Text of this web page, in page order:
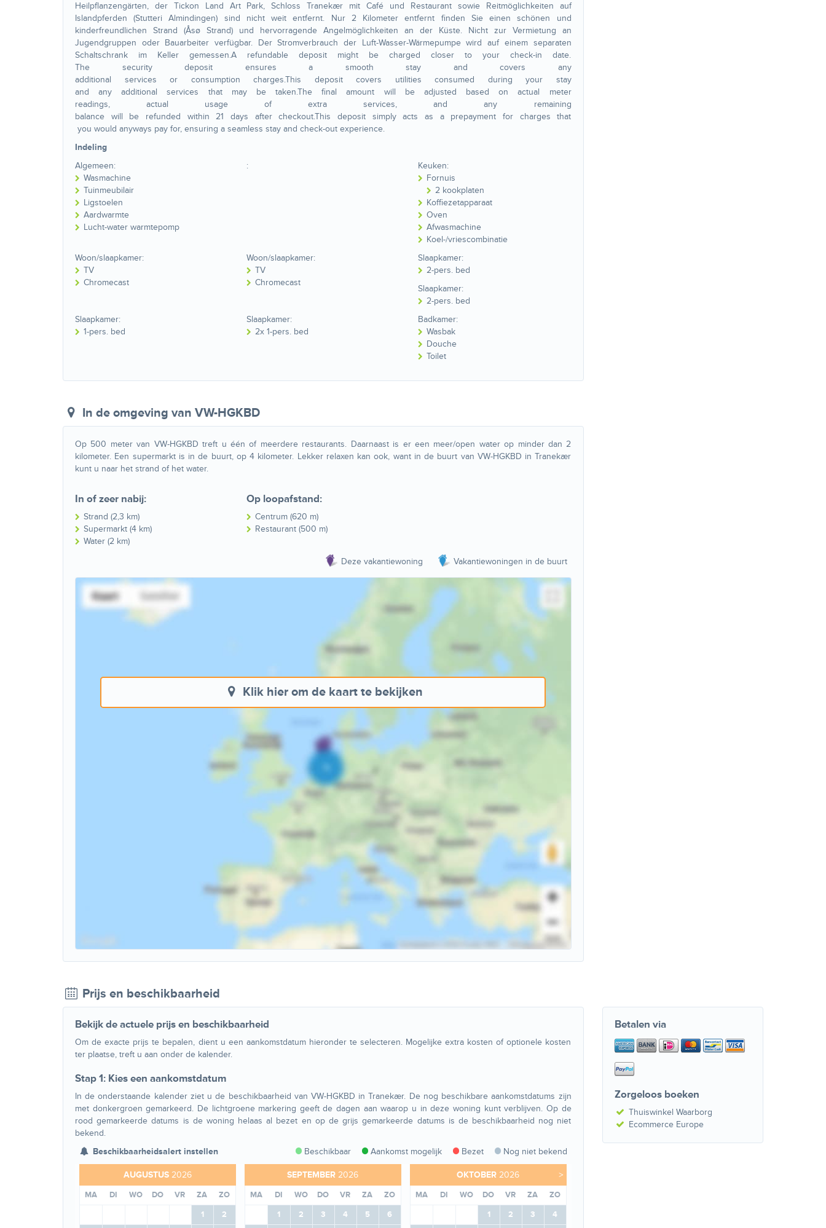
Heilpflanzengärten, der Tickon Land Art Park, Schloss Tranekær mit Café und Restaurant sowie Reitmöglichkeiten auf
Islandpferden (Stutteri Almindingen) sind nicht weit entfernt. Nur 2 Kilometer entfernt finden Sie einen schönen und
kinderfreundlichen Strand (Åsø Strand) und hervorragende Angelmöglichkeiten an der Küste. Nicht zur Vermietung an
Jugendgruppen oder Bauarbeiter verfügbar. Der Stromverbrauch der Luft-Wasser-Wärmepumpe wird auf einem separaten
Schaltschrank im Keller gemessen.A refundable deposit might be charged closer to your check-in date.
The security deposit ensures a smooth stay and covers any
additional services or consumption charges.This deposit covers utilities consumed during your stay
and any additional services that may be taken.The final amount will be adjusted based on actual meter
readings, actual usage of extra services, and any remaining
balance will be refunded within 21 days after checkout.This deposit simply acts as a prepayment for charges that
you would anyways pay for, ensuring a seamless stay and check-out experience.
Indeling
Algemeen:
Wasmachine
Tuinmeubilair
Ligstoelen
Aardwarmte
Lucht-water warmtepomp
:
Keuken:
Fornuis
2 kookplaten
Koffiezetapparaat
Oven
Afwasmachine
Koel-/vriescombinatie
Woon/slaapkamer:
TV
Chromecast
Woon/slaapkamer:
TV
Chromecast
Slaapkamer:
2-pers. bed
Slaapkamer:
2-pers. bed
Slaapkamer:
1-pers. bed
Slaapkamer:
2x 1-pers. bed
Badkamer:
Wasbak
Douche
Toilet
In de omgevingvan VW-HGKBD
Op 500 meter van VW-HGKBD treft u één of meerdere restaurants. Daarnaast is er een meer/open water op minder dan 2
kilometer. Een supermarkt is in de buurt, op 4 kilometer. Lekker relaxen kan ook, want in de buurt van VW-HGKBD in Tranekær
kunt u naar het strand of het water.
In of zeer nabij:
Strand (2,3 km)
Supermarkt (4 km)
Water (2 km)
Op loopafstand:
Centrum (620 m)
Restaurant (500 m)
Deze vakantiewoning Vakantiewoningen in de buurt
Klik hier om de kaart te bekijken
Prijs en beschikbaarheid
Bekijk de actuele prijs en beschikbaarheid
Om de exacte prijs te bepalen, dient u een aankomstdatum hieronder te selecteren. Mogelijke extra kosten of optionele kosten
ter plaatse, treft u aan onder de kalender.
Stap 1: Kies een aankomstdatum
In de onderstaande kalender ziet u de beschikbaarheid van VW-HGKBD in Tranekær. De nog beschikbare aankomstdatums zijn
met donkergroen gemarkeerd. De lichtgroene markering geeft de dagen aan waarop u in deze woning kunt verblijven. Op de
rood gemarkeerde datums is de woning helaas al bezet en op de grijs gemarkeerde datums is de beschikbaarheid nog niet
bekend.
Beschikbaarheidsalert instellen
Beschikbaar Aankomst mogelijk Bezet Nog niet bekend
AUGUSTUS 2026
MA DI WO DO VR ZA
ZO
1
2
SEPTEMBER 2026
MA DI WO DO VR ZA
ZO
1
2 3 4 5 6
>
OKTOBER 2026
MA DI WO DO VR ZA
ZO
1
2 3 4
Betalen via
Zorgeloos boeken
Thuiswinkel Waarborg
Ecommerce Europe